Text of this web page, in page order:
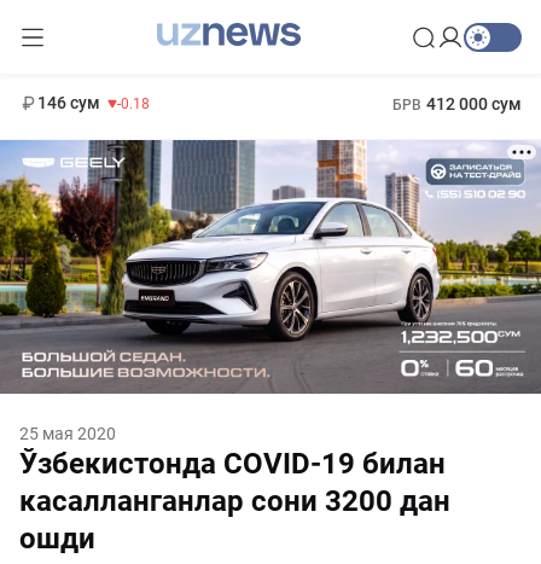
146 сум -0.18 БРВ 412 000 сум
25 мая 2020
Ўзбекистонда COVID-19 билан
касалланганлар сони 3200 дан
ошди